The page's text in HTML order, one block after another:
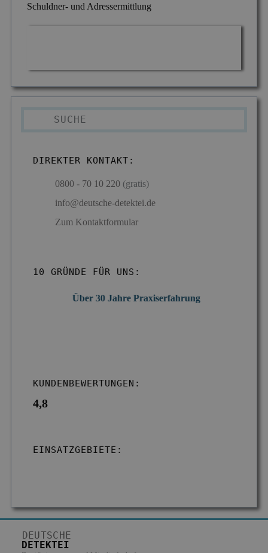
Schuldner- und Adressermittlung
DIREKTER KONTAKT:
0800 - 70 10 220 (gratis)
info@deutsche-detektei.de
Zum Kontaktformular
10 GRÜNDE FÜR UNS:
Über 30 Jahre Praxiserfahrung
KUNDENBEWERTUNGEN:
4,8
EINSATZGEBIETE:
DEUTSCHE
DETEKTEI